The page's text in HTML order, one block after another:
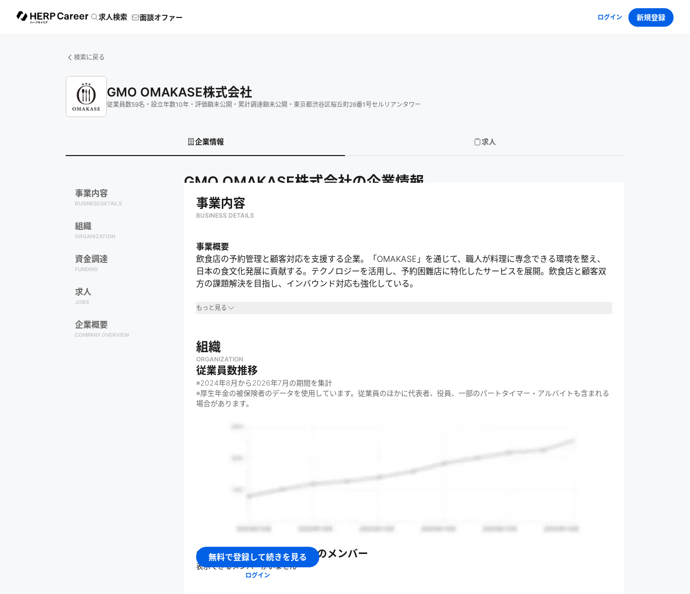
求人検索 面談オファー ログイン 新規登録
検索に戻る
GMO OMAKASE株式会社
従業員数59名 ・ 設立年数10年 ・ 評価額未公開 ・ 累計調達額未公開 ・ 東京都渋谷区桜丘町26番1号セルリアンタワー
企業情報 求人
事業内容
BUSINESS DETAILS
組織
ORGANIZATION
資金調達
FUNDING
求人
JOBS
企業概要
COMPANY OVERVIEW
GMO OMAKASE株式会社の企業情報
事業内容
BUSINESS DETAILS
事業概要
飲食店の予約管理と顧客対応を支援する企業。「OMAKASE」を通じて、職人が料理に専念できる環境を整え、
日本の食文化発展に貢献する。テクノロジーを活用し、予約困難店に特化したサービスを展開。飲食店と顧客双
方の課題解決を目指し、インバウンド対応も強化している。
事業領域
・レストラン予約業界
・日本の食文化・観光業界
なぜやっているのか
・職人が料理に没頭できる環境を提供するため
・飲食店の予約管理や顧客対応の負担を軽減するため
何をしているのか
予約困難店に特化したサービス展開
もっと見る
組織
ORGANIZATION
従業員数推移
※2024年8月から2026年7月の期間を集計
※厚生年金の被保険者のデータを使用しています。従業員のほかに代表者、役員、一部のパートタイマー・アルバイトも含まれる
場合があります。
無料で登録して続きを見る
ログイン
GMO OMAKASE株式会社のメンバー
表示できるメンバーがいません